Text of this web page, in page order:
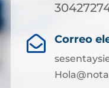
 Correo